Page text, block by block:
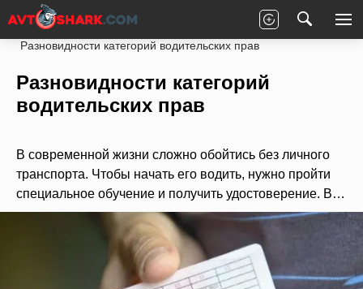
Главная Статьи
Новости партнеров
Разновидности категорий водительских прав
Разновидности категорий
водительских прав
В современной жизни сложно обойтись без личного
транспорта. Чтобы начать его водить, нужно пройти
специальное обучение и получить удостоверение. В…